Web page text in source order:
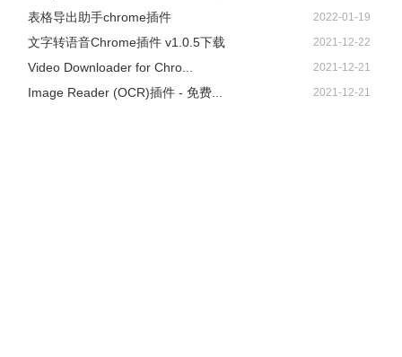
表格导出助手chrome插件 2022-01-19
文字转语音Chrome插件 v1.0.5下载 2021-12-22
Video Downloader for Chro... 2021-12-21
Image Reader (OCR)插件 - 免费... 2021-12-21